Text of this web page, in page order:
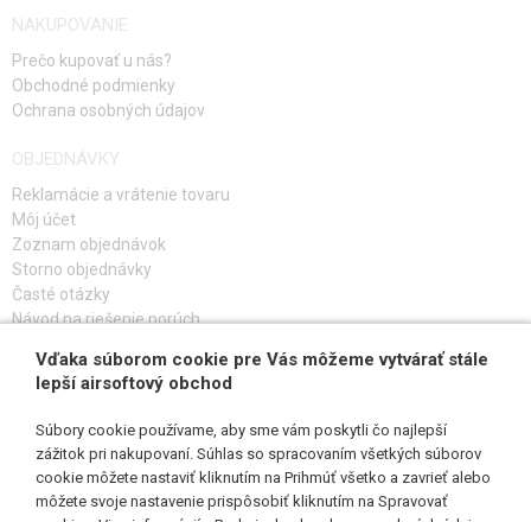
NAKUPOVANIE
Prečo kupovať u nás?
Obchodné podmienky
Ochrana osobných údajov
OBJEDNÁVKY
Reklamácie a vrátenie tovaru
Môj účet
Zoznam objednávok
Storno objednávky
Časté otázky
Návod na riešenie porúch
PRIHLÁS SA K ODBERU
SLEDUJ NÁS
Vďaka súborom cookie pre Vás môžeme vytvárať stále
lepší airsoftový obchod
Súbory cookie používame, aby sme vám poskytli čo najlepší
zážitok pri nakupovaní. Súhlas so spracovaním všetkých súborov
cookie môžete nastaviť kliknutím na Prihmúť všetko a zavrieť alebo
môžete svoje nastavenie prispôsobiť kliknutím na Spravovať